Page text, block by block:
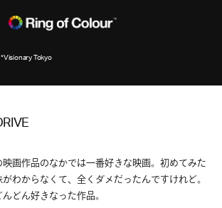
*Visionary Tokyo
画作品のなかでは一番好きな映画。初めてみた
わからなくて、全くダメだったんですけれど。
どん好きなった作品。